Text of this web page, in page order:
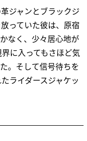
ジャンとブラックジ
っていた彼は、原宿
なく、少々居心地が
に入ってもさほど気
。そして信号待ちを
ライダースジャケッ